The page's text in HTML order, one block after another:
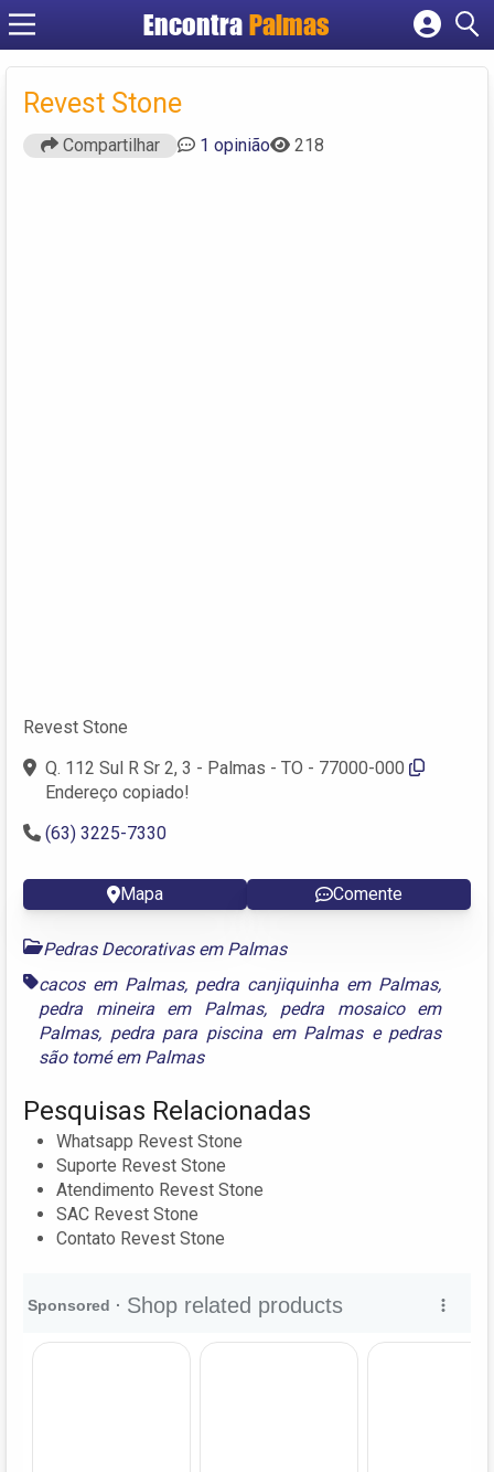
Encontra Palmas
Cadastrar empresa
Revest Stone
Compartilhar 1 opinião 218
Revest Stone
Q. 112 Sul R Sr 2, 3 - Palmas - TO - 77000-000
Endereço copiado!
(63) 3225-7330
Mapa Comente
Pedras Decorativas em Palmas
cacos em Palmas, pedra canjiquinha em Palmas,
pedra mineira em Palmas, pedra mosaico em
Palmas, pedra para piscina em Palmase pedras
são tomé em Palmas
Pesquisas Relacionadas
Whatsapp Revest Stone
Suporte Revest Stone
Atendimento Revest Stone
SAC Revest Stone
Contato Revest Stone